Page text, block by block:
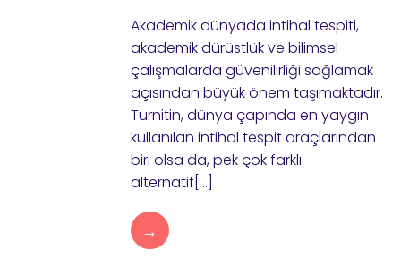
Akademik dünyada intihal tespiti,
akademik dürüstlük ve bilimsel
çalışmalarda güvenilirliği sağlamak
açısından büyük önem taşımaktadır.
Turnitin, dünya çapında en yaygın
kullanılan intihal tespit araçlarından
biri olsa da, pek çok farklı
alternatif[…]
→